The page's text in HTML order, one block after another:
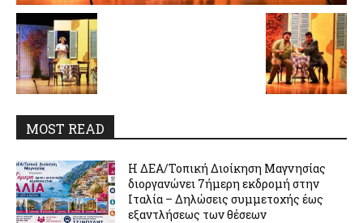
MOST READ
Η ΔΕΑ/Τοπική Διοίκηση Μαγνησίας
διοργανώνει 7ήμερη εκδρομή στην
Ιταλία – Δηλώσεις συμμετοχής έως
εξαντλήσεως των θέσεων